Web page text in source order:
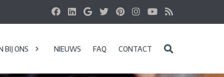
BIJ ONS NIEUWS FAQ CONTACT